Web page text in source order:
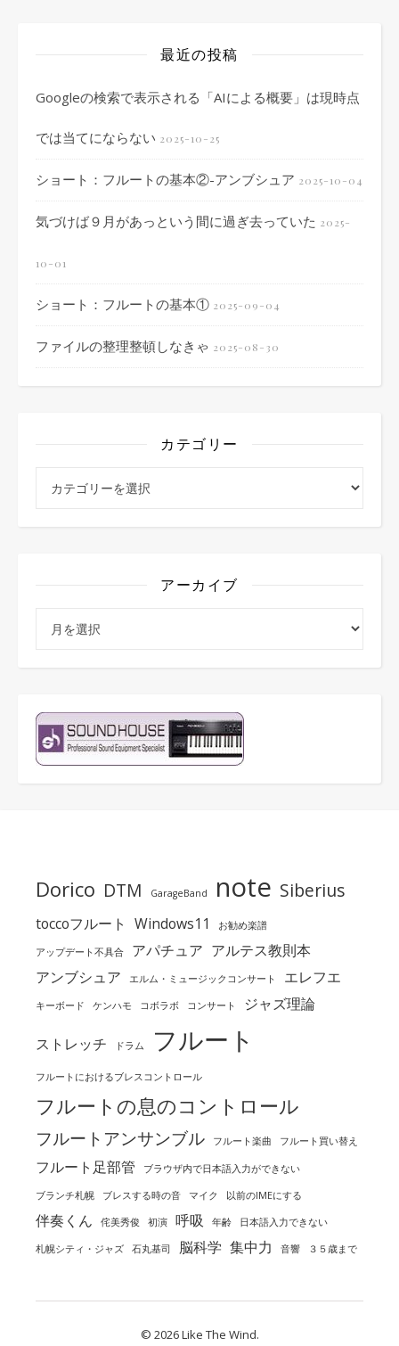
最近の投稿
Googleの検索で表示される「AIによる概要」は現時点
では当てにならない 2025-10-25
ショート：フルートの基本②-アンブシュア 2025-10-04
気づけば９月があっという間に過ぎ去っていた 2025-
10-01
ショート：フルートの基本① 2025-09-04
ファイルの整理整頓しなきゃ 2025-08-30
カテゴリー
アーカイブ
Dorico DTM GarageBand note Siberius
toccoフルート Windows11 お勧め楽譜
アップデート不具合 アパチュア アルテス教則本
アンブシュア
エルム・ミュージックコンサート エレフエ
キーボード ケンハモ コボラボ コンサート ジャズ理論
ストレッチ ドラム フルート
フルートにおけるブレスコントロール
フルートの息のコントロール
フルートアンサンブル フルート楽曲 フルート買い替え
フルート足部管 ブラウザ内で日本語入力ができない
ブランチ札幌 ブレスする時の音 マイク 以前のIMEにする
伴奏くん 侘美秀俊 初演 呼吸 年齢 日本語入力できない
札幌シティ・ジャズ 石丸基司 脳科学 集中力 音響 ３５歳まで
© 2026 Like The Wind.